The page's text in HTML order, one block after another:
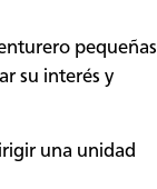
pequeñas
su interés y
una unidad